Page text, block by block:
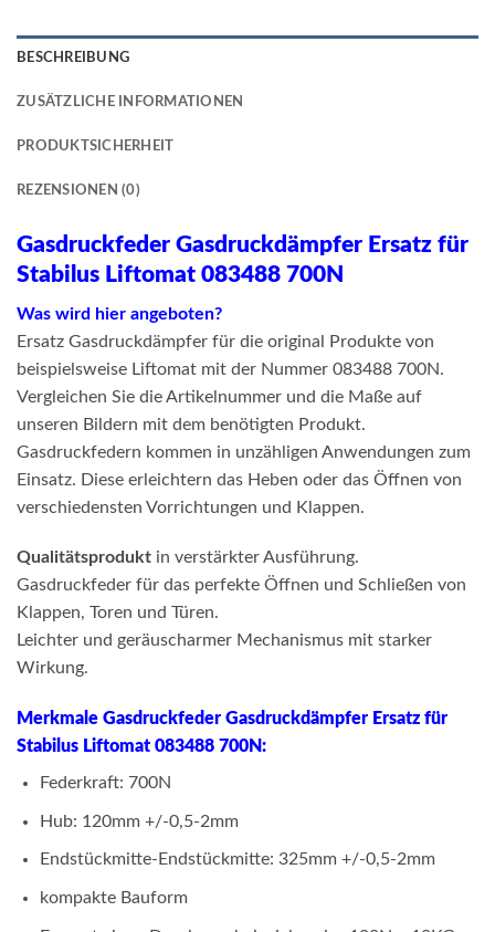
BESCHREIBUNG
ZUSÄTZLICHE INFORMATIONEN
PRODUKTSICHERHEIT
REZENSIONEN (0)
Gasdruckfeder Gasdruckdämpfer Ersatz für
Stabilus Liftomat 083488 700N
Was wird hier angeboten?
Ersatz Gasdruckdämpfer für die original Produkte von
beispielsweise Liftomat mit der Nummer 083488 700N.
Vergleichen Sie die Artikelnummer und die Maße auf
unseren Bildern mit dem benötigten Produkt.
Gasdruckfedern kommen in unzähligen Anwendungen zum
Einsatz. Diese erleichtern das Heben oder das Öffnen von
verschiedensten Vorrichtungen und Klappen.
Qualitätsprodukt in verstärkter Ausführung.
Gasdruckfeder für das perfekte Öffnen und Schließen von
Klappen, Toren und Türen.
Leichter und geräuscharmer Mechanismus mit starker
Wirkung.
Merkmale Gasdruckfeder Gasdruckdämpfer Ersatz für
Stabilus Liftomat 083488 700N:
Federkraft: 700N
Hub: 120mm +/-0,5-2mm
Endstückmitte-Endstückmitte: 325mm +/-0,5-2mm
kompakte Bauform